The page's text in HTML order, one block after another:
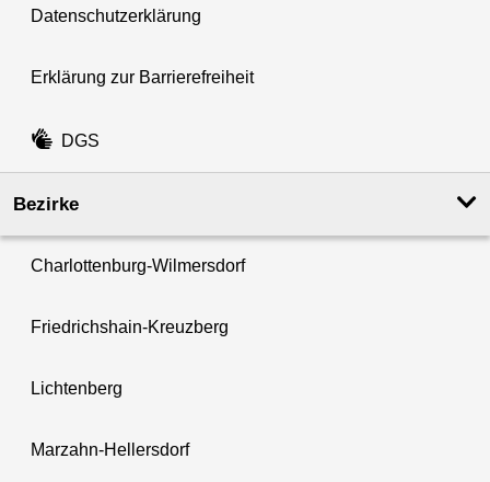
Datenschutzerklärung
Erklärung zur Barrierefreiheit
DGS
Bezirke
Charlottenburg-Wilmersdorf
Friedrichshain-Kreuzberg
Lichtenberg
Marzahn-Hellersdorf